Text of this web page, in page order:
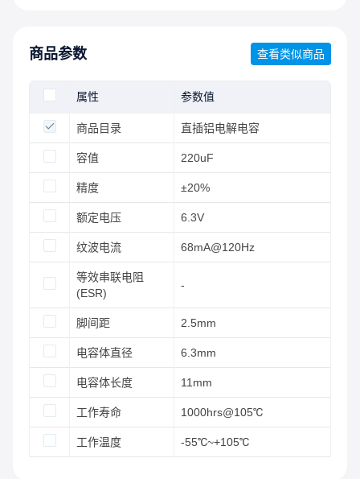
商品参数 查看类似商品
属性 参数值
商品目录 直插铝电解电容
容值 220uF
精度 ±20%
额定电压 6.3V
纹波电流 68mA@120Hz
等效串联电阻
(ESR)
-
脚间距 2.5mm
电容体直径 6.3mm
电容体长度 11mm
工作寿命 1000hrs@105℃
工作温度 -55℃~+105℃